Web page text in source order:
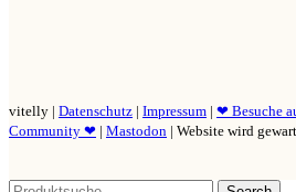
vitelly | Datenschutz | Impressum | ❤ Besuche
Community ❤ | Mastodon | Website wird